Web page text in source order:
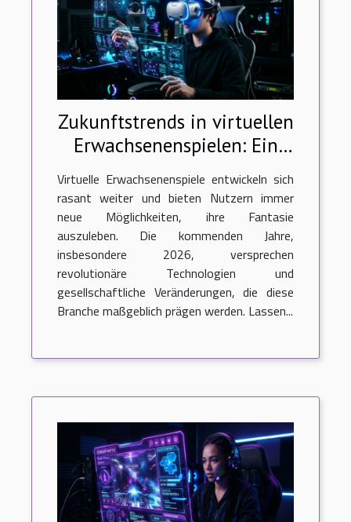
Zukunftstrends in virtuellen
Erwachsenenspielen: Ein
Ausblick auf 2026
Virtuelle Erwachsenenspiele entwickeln sich
rasant weiter und bieten Nutzern immer
neue Möglichkeiten, ihre Fantasie
auszuleben. Die kommenden Jahre,
insbesondere 2026, versprechen
revolutionäre Technologien und
gesellschaftliche Veränderungen, die diese
Branche maßgeblich prägen werden. Lassen...